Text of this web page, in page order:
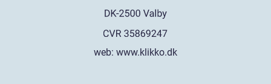
web: www.klikko.dk